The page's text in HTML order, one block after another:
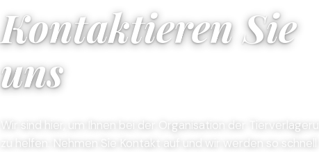
Kontaktieren Sie
uns
Wir sind hier, um Ihnen bei der Organisation der
zu helfen. Nehmen Sie Kontakt auf und wir werden so schnell